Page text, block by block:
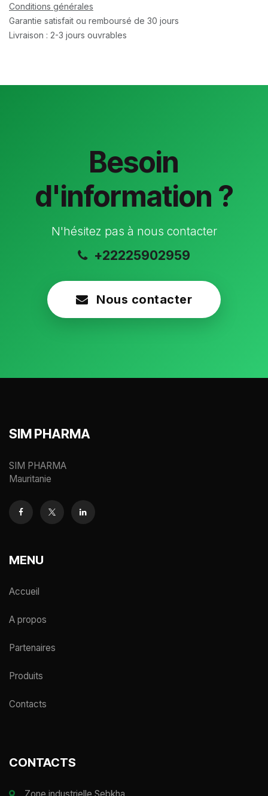
Conditions générales
Garantie satisfait ou remboursé de 30 jours
Livraison : 2-3 jours ouvrables
Besoin
d'information ?
N'hésitez pas à nous contacter
+22225902959
Nous contacter
SIM PHARMA
SIM PHARMA
Mauritanie
MENU
Accueil
A propos
Partenaires
Produits
Contacts
CONTACTS